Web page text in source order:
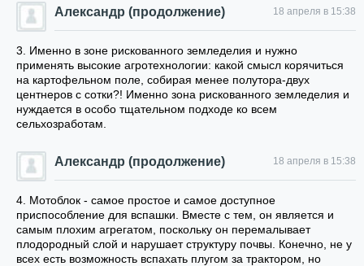
Александр (продолжение) 18 апреля в 15:38
3. Именно в зоне рискованного земледелия и нужно
применять высокие агротехнологии: какой смысл корячиться
на картофельном поле, собирая менее полутора-двух
центнеров с сотки?! Именно зона рискованного земледелия и
нуждается в особо тщательном подходе ко всем
сельхозработам.
Александр (продолжение) 18 апреля в 15:38
4. Мотоблок - самое простое и самое доступное
приспособление для вспашки. Вместе с тем, он является и
самым плохим агрегатом, поскольку он перемалывает
плодородный слой и нарушает структуру почвы. Конечно, не у
всех есть возможность вспахать плугом за трактором, но